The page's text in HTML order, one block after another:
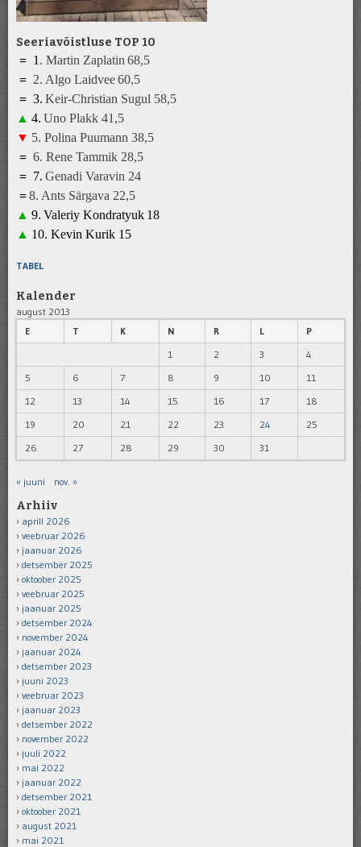
Seeriavõistluse TOP 10
= 1 . Martin Zaplatin 68,5
= 2. Algo Laidvee60,5
= 3. Keir-Christian Sugul 58,5
▲ 4. Uno Plakk 41 ,5
▼ 5. Polina Puumann 38,5
= 6. Rene Tammik 28,5
= 7. Genadi Varavin 24
=8. Ants Särgava 22,5
▲ 9. Valeriy Kondratyuk 18
▲ 10. Kevin Kurik 1 5
TABEL
Kalender
august 2013
E
T K N R L
P
1
2 3
4
5
6 7 8 9 10
11
12
13 14 15 16 17
18
19
20 21 22 23 24
25
26
27 28 29 30 31
« juuni nov. »
Arhiiv
aprill 2026
veebruar 2026
jaanuar 2026
detsember 2025
oktoober 2025
veebruar 2025
jaanuar 2025
detsember 2024
november 2024
jaanuar 2024
detsember 2023
juuni 2023
veebruar 2023
jaanuar 2023
detsember 2022
november 2022
juuli 2022
mai 2022
jaanuar 2022
detsember 2021
oktoober 2021
august 2021
mai 2021